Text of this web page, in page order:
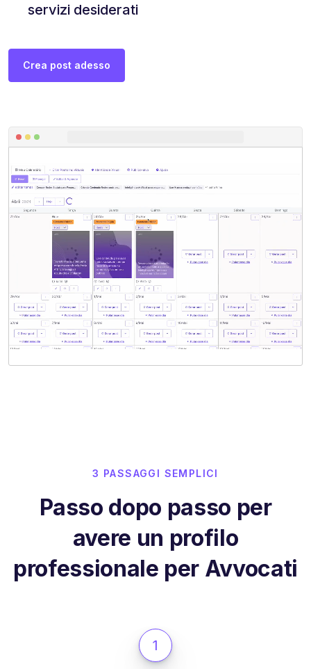
servizi desiderati
Crea post adesso
3 PASSAGGI SEMPLICI
Passo dopo passo per
avere un profilo
professionale per Avvocati
1